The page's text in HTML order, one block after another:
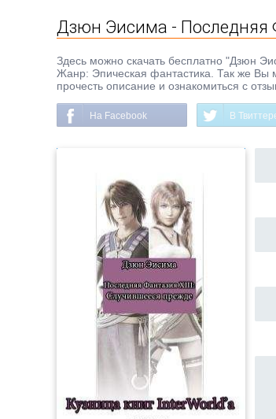
Дзюн Эисима - Последняя
Здесь можно скачать бесплатно "Дзюн
Жанр: Эпическая фантастика. Так же Вы
прочесть описание и ознакомиться с
На Facebook В